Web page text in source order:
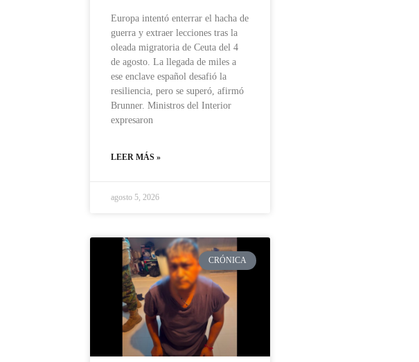
Europa intentó enterrar el hacha de
guerra y extraer lecciones tras la
oleada migratoria de Ceuta del 4
de agosto. La llegada de miles a
ese enclave español desafió la
resiliencia, pero se superó, afirmó
Brunner. Ministros del Interior
expresaron
LEER MÁS »
agosto 5, 2026
CRÓNICA